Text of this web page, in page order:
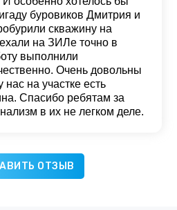
буровиков Дмитрия и
скважину на
на ЗИЛе точно в
выполнили
Очень довольны
нас на участке есть
Спасибо ребятам за
в их не легком деле.
ОТЗЫВ